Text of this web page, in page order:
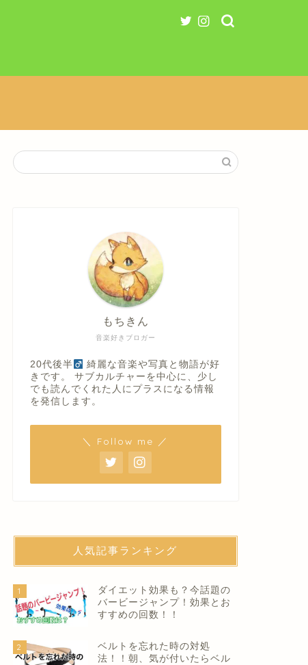
音楽好きブロガー
もちきん
20代後半
綺麗な音楽や写真と物語が好
きです。 サブカルチャーを中心に、少し
でも読んでくれた人にプラスになる情報
を発信します。
＼ Follow me ／
人気記事ランキング
1
ダイエット効果も？今話題の
バービージャンプ！効果とお
すすめの回数！！
2
ベルトを忘れた時の対処
法！！朝、気が付いたらベル